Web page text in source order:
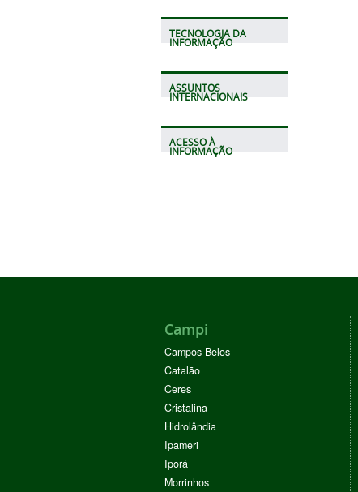
TECNOLOGIA DA
INFORMAÇÃO
ASSUNTOS
INTERNACIONAIS
ACESSO À
INFORMAÇÃO
Campi
Campos Belos
Catalão
Ceres
Cristalina
Hidrolândia
Ipameri
Iporá
Morrinhos